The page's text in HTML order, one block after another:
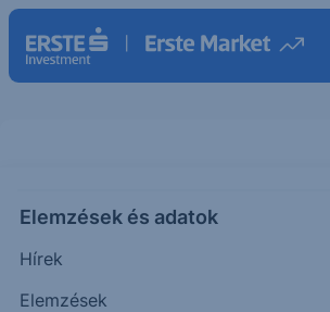
Elemzések és adatok
Hírek
Elemzések
Megindul? - Olaj -
CHART EXTRA
Puppi Adrián